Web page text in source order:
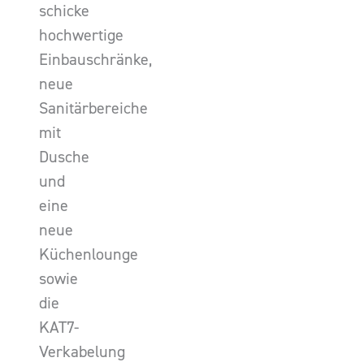
schicke
hochwertige
Einbauschränke,
neue
Sanitärbereiche
mit
Dusche
und
eine
neue
Küchenlounge
sowie
die
KAT7-
Verkabelung